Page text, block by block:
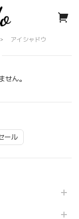
ール
アイシャドウ
せん。